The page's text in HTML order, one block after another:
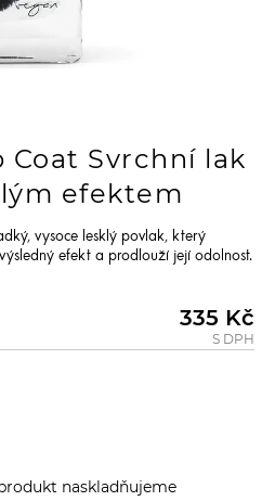
Coat Svrchní lak
efektem
vysoce lesklý povlak, který
efekt a prodlouží její odolnost.
335 Kč
S DPH
naskladňujeme